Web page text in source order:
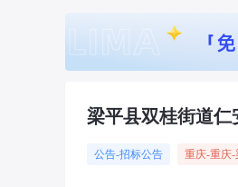
梁平县双桂街道仁
公告-招标公告 重庆-重庆-